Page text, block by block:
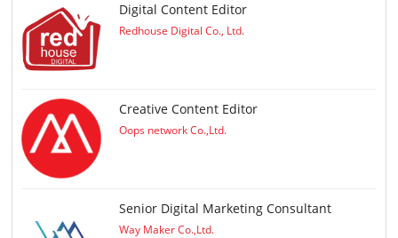
Digital Content Editor
Redhouse Digital Co., Ltd.
Creative Content Editor
Oops network Co.,Ltd.
Senior Digital Marketing Consultant
Way Maker Co.,Ltd.